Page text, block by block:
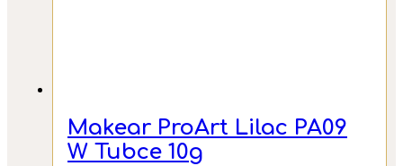
Makear ProArt Lilac PA09
W Tubce 10g